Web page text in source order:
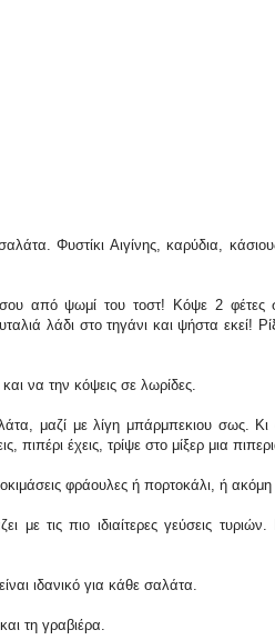
Φυστίκι Αιγίνης, καρύδια,
από ψωμί του τοστ! Κόψε 2 φέτες
λάδι στο τηγάνι και ψήστα εκεί!
να την κόψεις σε λωρίδες.
μαζί με λίγη μπάρμπεκιου σως. Κι
έχεις, τρίψε στο μίξερ μια
φράουλες ή πορτοκάλι, ή ακόμη
με τις πιο ιδιαίτερες γεύσεις
ιδανικό για κάθε σαλάτα.
τη γραβιέρα.